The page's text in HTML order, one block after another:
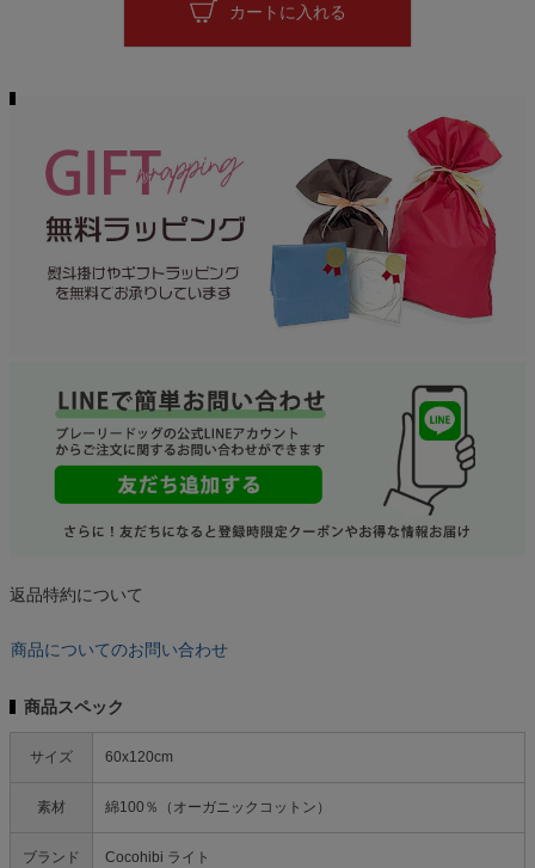
カートに入れる
返品特約について
商品についてのお問い合わせ
商品スペック
サイズ 60x120cm
素材 綿100％（オーガニックコットン）
ブランド Cocohibi ライト